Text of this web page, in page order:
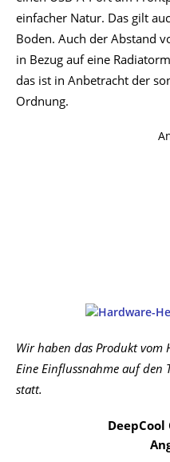
einfacher Natur. Das gilt
Boden. Auch der Abstand
in Bezug auf eine
das ist in Anbetracht der
Ordnung.
Wir haben das Produkt vom
Eine Einflussnahme auf den
statt.
DeepCool